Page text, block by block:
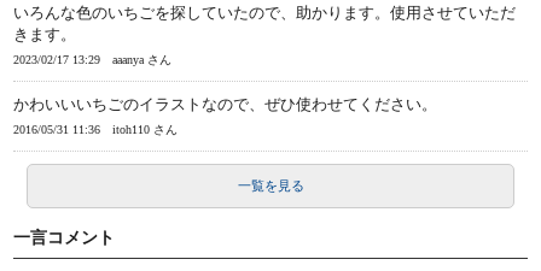
いろんな色のいちごを探していたので、助かります。使用させていただ
きます。
2023/02/17 13:29 aaanya さん
かわいいいちごのイラストなので、ぜひ使わせてください。
2016/05/31 11:36 itoh110 さん
一覧を見る
一言コメント